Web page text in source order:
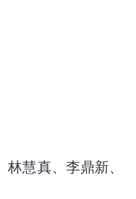
林慧真、李鼎新、